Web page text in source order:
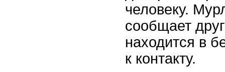
человеку.
сообщает
находится в
к контакту.